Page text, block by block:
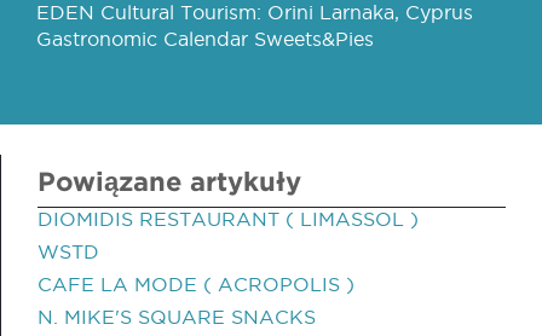
EDEN Cultural Tourism: Orini Larnaka, Cyprus
Gastronomic Calendar Sweets&Pies
Powiązane artykuły
DIOMIDIS RESTAURANT ( LIMASSOL )
WSTD
CAFE LA MODE ( ACROPOLIS )
N. MIKE'S SQUARE SNACKS